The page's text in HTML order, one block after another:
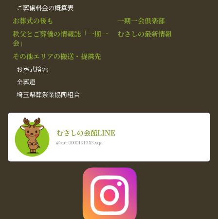
ご葬儀料金の概算表
お葬式の後も
一期一会倶楽部
秩父とご葬儀の情報誌「一期一
会」
むさしの最新情報
その他エリアの搬送・提携先
お葬式検索
全葬連
埼玉県葬祭業協同組合
むさしの会館LINE
@xat.0000191353.vqa